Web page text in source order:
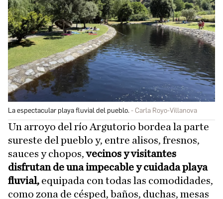
La espectacular playa fluvial del pueblo. Carla Royo-Villanova
Un arroyo del río Argutorio bordea la parte
sureste del pueblo y, entre alisos, fresnos,
sauces y chopos,vecinos y visitantes
disfrutan de una impecable y cuidada playa
fluvial, equipada con todas las comodidades,
como zona de césped, baños, duchas, mesas